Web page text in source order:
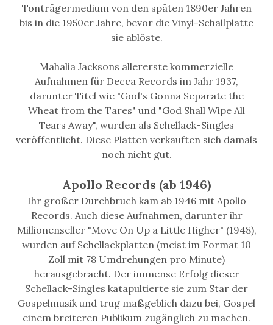
Tonträgermedium von den späten 1890er Jahren
bis in die 1950er Jahre, bevor die Vinyl-Schallplatte
sie ablöste.
Mahalia Jacksons allererste kommerzielle
Aufnahmen für Decca Records im Jahr 1937,
darunter Titel wie "God's Gonna Separate the
Wheat from the Tares" und "God Shall Wipe All
Tears Away", wurden als Schellack-Singles
veröffentlicht. Diese Platten verkauften sich damals
noch nicht gut.
Apollo Records (ab 1946)
Ihr großer Durchbruch kam ab 1946 mit Apollo
Records. Auch diese Aufnahmen, darunter ihr
Millionenseller "Move On Up a Little Higher" (1948),
wurden auf Schellackplatten (meist im Format 10
Zoll mit 78 Umdrehungen pro Minute)
herausgebracht. Der immense Erfolg dieser
Schellack-Singles katapultierte sie zum Star der
Gospelmusik und trug maßgeblich dazu bei, Gospel
einem breiteren Publikum zugänglich zu machen.